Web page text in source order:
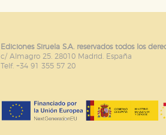
Ediciones Siruela S.A. reservados todos los
c/ Almagro 25. 28010 Madrid. España
Telf. +34 91 355 57 20